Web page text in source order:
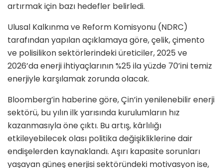
artırmak için bazı hedefler belirledi.
Ulusal Kalkınma ve Reform Komisyonu (NDRC)
tarafından yapılan açıklamaya göre, çelik, çimento
ve polisilikon sektörlerindeki üreticiler, 2025 ve
2026’da enerji ihtiyaçlarının %25 ila yüzde 70’ini temiz
enerjiyle karşılamak zorunda olacak.
Bloomberg’in haberine göre, Çin’in yenilenebilir enerji
sektörü, bu yılın ilk yarısında kurulumların hız
kazanmasıyla öne çıktı. Bu artış, kârlılığı
etkileyebilecek olası politika değişikliklerine dair
endişelerden kaynaklandı. Aşırı kapasite sorunları
yaşayan güneş enerjisi sektöründeki motivasyon ise,